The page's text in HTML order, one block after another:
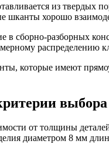
из твердых
шканты хорошо
сборно-разборных
распределению
которые имеют
от толщины
диаметром 8 мм